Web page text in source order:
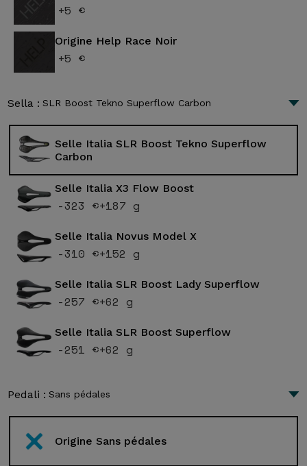
+5 €
Origine Help Race Noir
+5 €
Sella : SLR Boost Tekno Superflow Carbon
Selle Italia SLR Boost Tekno Superflow
Carbon
Selle Italia X3 Flow Boost
-323 €+187 g
Selle Italia Novus Model X
-310 €+152 g
Selle Italia SLR Boost Lady Superflow
-257 €+62 g
Selle Italia SLR Boost Superflow
-251 €+62 g
Pedali : Sans pédales
Origine Sans pédales